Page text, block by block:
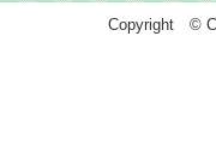
Copyright ©